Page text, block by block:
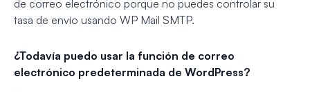
de correo electrónico porque no puedes controlar su
tasa de envío usando WP Mail SMTP.
¿Todavía puedo usar la función de correo
electrónico predeterminada de WordPress?